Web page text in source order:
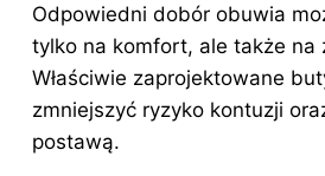
Odpowiedni dobór obuwia
tylko na komfort, ale także na
Właściwie zaprojektowane
zmniejszyć ryzyko kontuzji
postawą.